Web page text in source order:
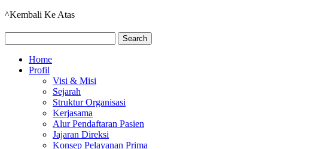
^Kembali Ke Atas
Home
Profil
Visi & Misi
Sejarah
Struktur Organisasi
Kerjasama
Alur Pendaftaran Pasien
Jajaran Direksi
Konsep Pelayanan Prima